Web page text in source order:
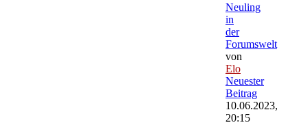
Neuling
in
der
Forumswelt
von
Elo
Neuester
Beitrag
10.06.2023,
20:15